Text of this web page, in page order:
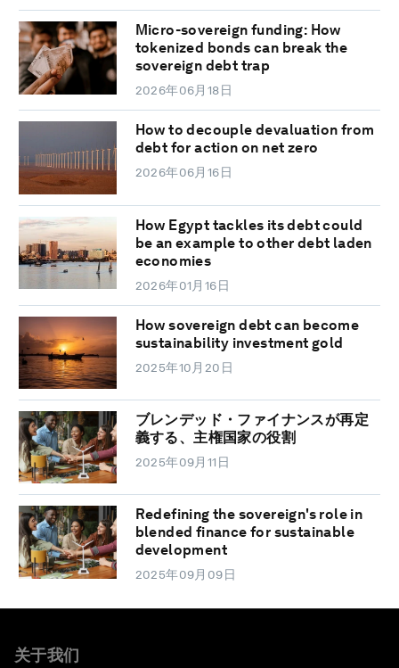
Micro-sovereign funding: How
tokenized bonds can break the
sovereign debt trap
2026年06月18日
How to decouple devaluation from
debt for action on net zero
2026年06月16日
How Egypt tackles its debt could
be an example to other debt laden
economies
2026年01月16日
How sovereign debt can become
sustainability investment gold
2025年10月20日
ブレンデッド・ファイナンスが再定
義する、主権国家の役割
2025年09月11日
Redefining the sovereign's role in
blended finance for sustainable
development
2025年09月09日
关于我们